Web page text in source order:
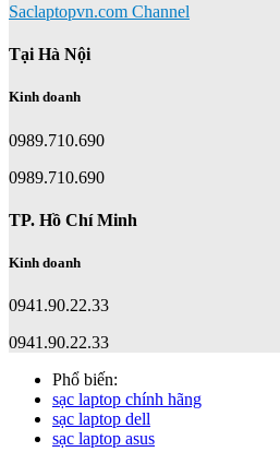
Saclaptopvn.com Channel
Tại Hà Nội
Kinh doanh
0989.710.690
0989.710.690
TP. Hồ Chí Minh
Kinh doanh
0941.90.22.33
0941.90.22.33
Phổ biến:
sạc laptop chính hãng
sạc laptop dell
sạc laptop asus